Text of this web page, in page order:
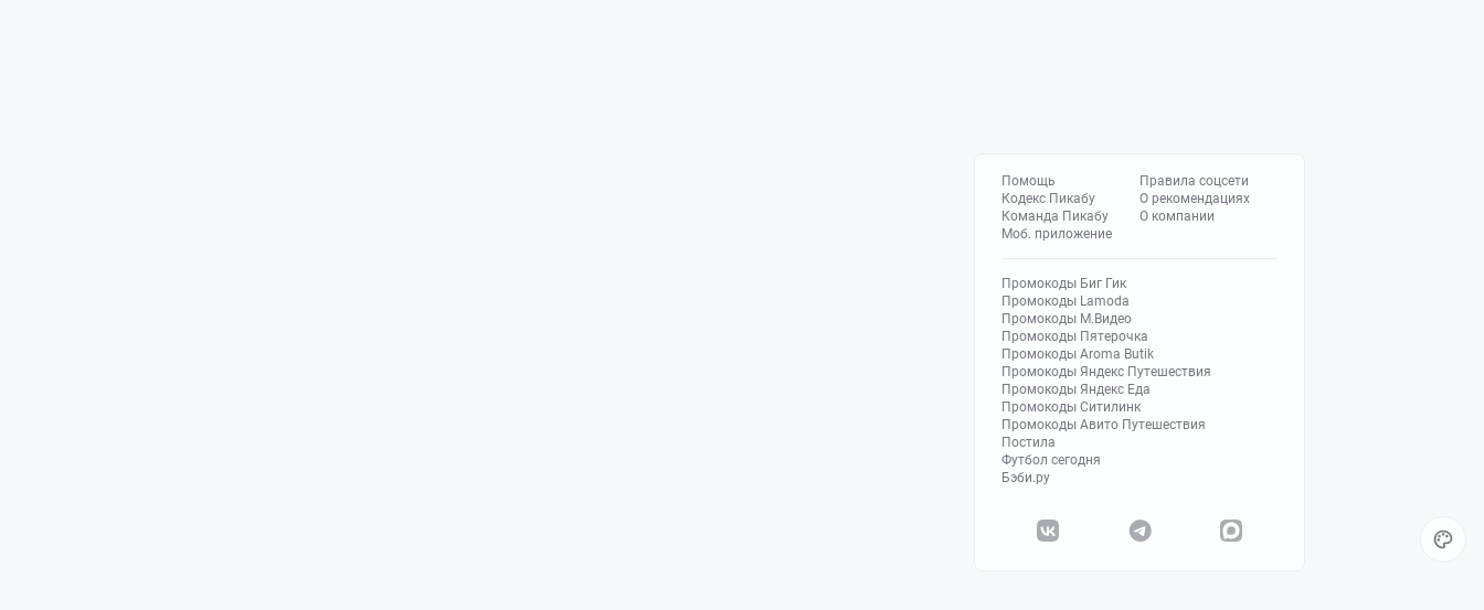
Помощь
Кодекс Пикабу
Команда Пикабу
Моб. приложение
Правила соцсети
О рекомендациях
О компании
Промокоды Биг Гик
Промокоды Lamoda
Промокоды М.Видео
Промокоды Пятерочка
Промокоды Aroma Butik
Промокоды Яндекс Путешествия
Промокоды Яндекс Еда
Промокоды Ситилинк
Промокоды Авито Путешествия
Постила
Футбол сегодня
Бэби.ру